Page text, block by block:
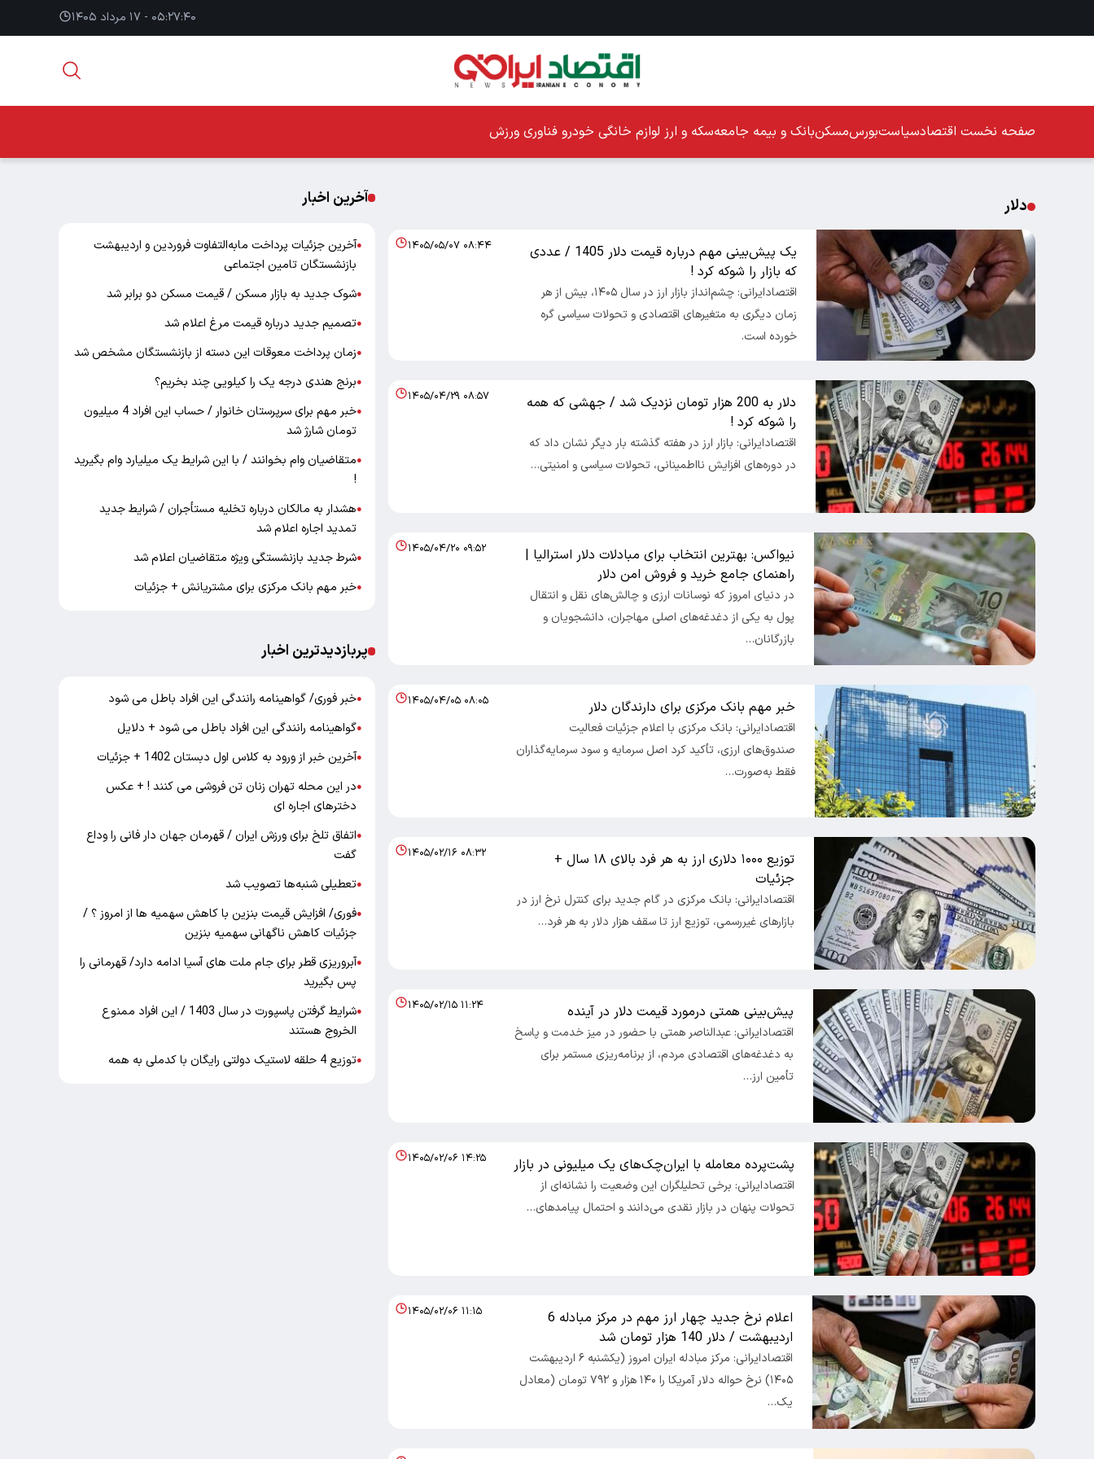
۰۵:۲۷:۴۱ - ۱۷ مرداد ۱۴۰۵
صفحه نخست اقتصادسیاستبورسمسکنبانک و بیمه جامعهسکه و ارز لوازم خانگی خودرو فناوری ورزش
دلار
یک پیش‌بینی مهم درباره قیمت دلار 1405 / عددی
که بازار را شوکه کرد !
اقتصادایرانی: چشم‌انداز بازار ارز در سال ۱۴۰۵، بیش از هر
زمان دیگری به متغیرهای اقتصادی و تحولات سیاسی گره
خورده است.
۱۴۰۵/۰۵/۰۷ ۰۸:۴۴
دلار به 200 هزار تومان نزدیک شد / جهشی که همه
را شوکه کرد !
اقتصادایرانی: بازار ارز در هفته گذشته بار دیگر نشان داد که
در دوره‌های افزایش نااطمینانی، تحولات سیاسی و امنیتی…
۱۴۰۵/۰۴/۲۹ ۰۸:۵۷
نیواکس: بهترین انتخاب برای مبادلات دلار استرالیا |
راهنمای جامع خرید و فروش امن دلار
در دنیای امروز که نوسانات ارزی و چالش‌های نقل و انتقال
پول به یکی از دغدغه‌های اصلی مهاجران، دانشجویان و
بازرگانان…
۱۴۰۵/۰۴/۲۰ ۰۹:۵۲
خبر مهم بانک مرکزی برای دارندگان دلار
اقتصادایرانی: بانک مرکزی با اعلام جزئیات فعالیت
صندوق‌های ارزی، تأکید کرد اصل سرمایه و سود سرمایه‌گذاران
فقط به‌صورت…
۱۴۰۵/۰۴/۰۵ ۰۸:۰۵
توزیع ۱۰۰۰ دلاری ارز به هر فرد بالای ۱۸ سال +
جزئیات
اقتصادایرانی: بانک مرکزی در گام جدید برای کنترل نرخ ارز در
بازارهای غیررسمی، توزیع ارز تا سقف هزار دلار به هر فرد…
۱۴۰۵/۰۲/۱۶ ۰۸:۳۲
پیش‌بینی همتی درمورد قیمت دلار در آینده
اقتصادایرانی: عبدالناصر همتی با حضور در میز خدمت و پاسخ
به دغدغه‌های اقتصادی مردم، از برنامه‌ریزی مستمر برای
تأمین ارز…
۱۴۰۵/۰۲/۱۵ ۱۱:۲۴
پشت‌پرده معامله با ایران‌چک‌های یک میلیونی در بازار
اقتصادایرانی: برخی تحلیلگران این وضعیت را نشانه‌ای از
تحولات پنهان در بازار نقدی می‌دانند و احتمال پیامد‌های…
۱۴۰۵/۰۲/۰۶ ۱۴:۲۵
اعلام نرخ جدید چهار ارز مهم در مرکز مبادله 6
اردیبهشت / دلار 140 هزار تومان شد
اقتصادایرانی: مرکز مبادله ایران امروز (یکشنبه ۶ اردیبهشت
۱۴۰۵) نرخ حواله دلار آمریکا را ۱۴۰ هزار و ۷۹۲ تومان (معادل
یک…
۱۴۰۵/۰۲/۰۶ ۱۱:۱۵
آخرین اخبار
●آخرین جزئیات پرداخت مابه‌التفاوت فروردین و اردیبهشت
بازنشستگان تامین اجتماعی
●شوک جدید به بازار مسکن / قیمت مسکن دو برابر شد
●تصمیم جدید درباره قیمت مرغ اعلام شد
●زمان پرداخت معوقات این دسته از بازنشستگان مشخص شد
●برنج هندی درجه یک را کیلویی چند بخریم؟
●
خبر مهم برای سرپرستان خانوار / حساب این افراد 4 میلیون
تومان شارژ شد
●متقاضیان وام بخوانند / با این شرایط یک میلیارد وام بگیرید
!
●هشدار به مالکان درباره تخلیه مستأجران / شرایط جدید
تمدید اجاره اعلام شد
●شرط جدید بازنشستگی ویژه متقاضیان اعلام شد
●خبر مهم بانک مرکزی برای مشتریانش + جزئیات
پربازدیدترین اخبار
●خبر فوری/ گواهینامه رانندگی این افراد باطل می شود
●گواهینامه رانندگی این افراد باطل می شود + دلایل
●آخرین خبر از ورود به کلاس اول دبستان 1402 + جزئیات
●در این محله تهران زنان تن فروشی می کنند ! + عکس
دخترهای اجاره ای
●اتفاق تلخ برای ورزش ایران / قهرمان جهان دار فانی را وداع
گفت
●تعطیلی شنبه‌ها تصویب شد
●فوری/ افزایش قیمت بنزین با کاهش سهمیه ها از امروز ؟ /
جزئیات کاهش ناگهانی سهمیه بنزین
●آبروریزی قطر برای جام ملت های آسیا ادامه دارد/ قهرمانی را
پس بگیرید
●
شرایط گرفتن پاسپورت در سال 1403 / این افراد ممنوع
الخروج هستند
●توزیع 4 حلقه لاستیک دولتی رایگان با کدملی به همه